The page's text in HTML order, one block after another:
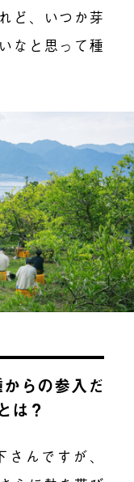
ど、いつか芽
なと思って種
らの参入だ
は？
んですが、